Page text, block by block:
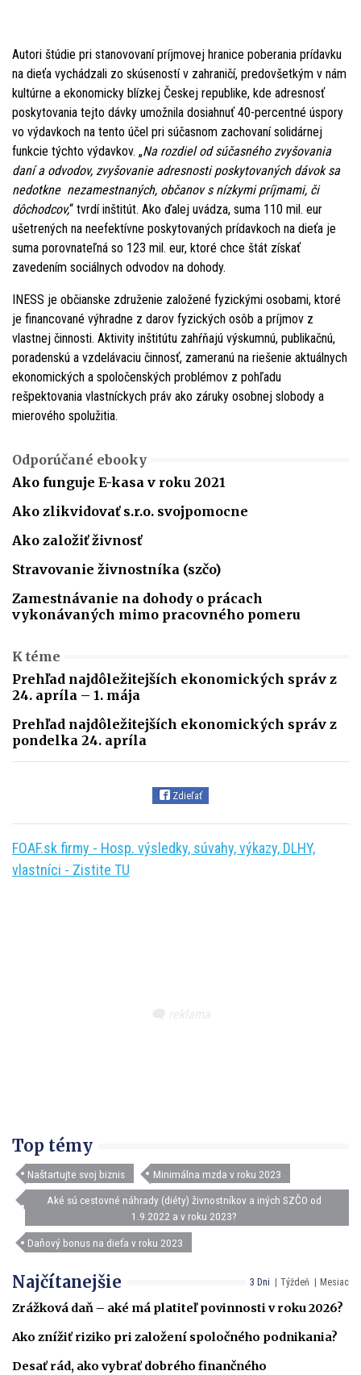
Autori štúdie pri stanovovaní príjmovej hranice poberania prídavku
na dieťa vychádzali zo skúseností v zahraničí, predovšetkým v nám
kultúrne a ekonomicky blízkej Českej republike, kde adresnosť
poskytovania tejto dávky umožnila dosiahnuť 40-percentné úspory
vo výdavkoch na tento účel pri súčasnom zachovaní solidárnej
funkcie týchto výdavkov. „Na rozdiel od súčasného zvyšovania
daní a odvodov, zvyšovanie adresnosti poskytovaných dávok sa
nedotkne nezamestnaných, občanov s nízkymi príjmami, či
dôchodcov,“ tvrdí inštitút. Ako ďalej uvádza, suma 110 mil. eur
ušetrených na neefektívne poskytovaných prídavkoch na dieťa je
suma porovnateľná so 123 mil. eur, ktoré chce štát získať
zavedením sociálnych odvodov na dohody.
INESS je občianske združenie založené fyzickými osobami, ktoré
je financované výhradne z darov fyzických osôb a príjmov z
vlastnej činnosti. Aktivity inštitútu zahŕňajú výskumnú, publikačnú,
poradenskú a vzdelávaciu činnosť, zameranú na riešenie aktuálnych
ekonomických a spoločenských problémov z pohľadu
rešpektovania vlastníckych práv ako záruky osobnej slobody a
mierového spolužitia.
Odporúčané ebooky
Ako funguje E-kasa v roku 2021
Ako zlikvidovať s.r.o. svojpomocne
Ako založiť živnosť
Stravovanie živnostníka (szčo)
Zamestnávanie na dohody o prácach
vykonávaných mimo pracovného pomeru
K téme
Prehľad najdôležitejších ekonomických správ z
24. apríla – 1. mája
Prehľad najdôležitejších ekonomických správ z
pondelka 24. apríla
Zdieľať
FOAF.sk firmy - Hosp. výsledky, súvahy, výkazy, DLHY,
vlastníci - Zistite TU
Top témy
Naštartujte svoj biznis Minimálna mzda v roku 2023
Aké sú cestovné náhrady (diéty) živnostníkov a iných SZČO od
1.9.2022 a v roku 2023?
Daňový bonus na dieťa v roku 2023
3 Dni Týždeň Mesiac
Najčítanejšie
Zrážková daň – aké má platiteľ povinnosti v roku 2026?
Ako znížiť riziko pri založení spoločného podnikania?
Desať rád, ako vybrať dobrého finančného